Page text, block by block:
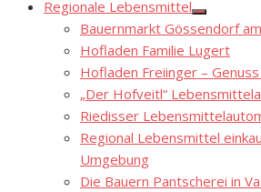
Regionale Lebensmittel
Show
sub
menu
Bauernmarkt Gössendorf
Hofladen Familie Lugert
Hofladen Freiinger –
„Der Hofveitl“
Riedisser
Regional Lebensmittel
Umgebung
Die Bauern Pantscherei in